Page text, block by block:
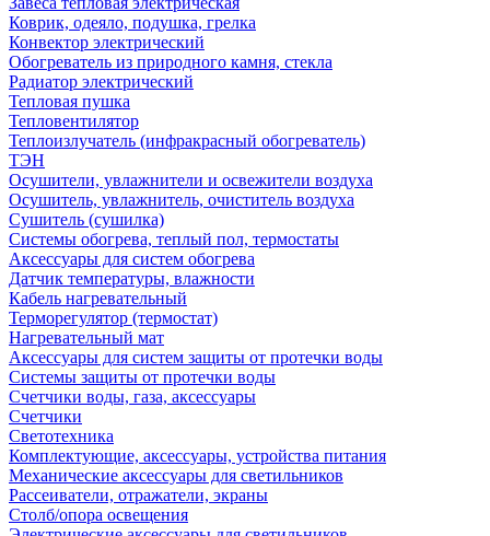
Коврик, одеяло, подушка, грелка
Конвектор электрический
Обогреватель из природного камня, стекла
Радиатор электрический
Тепловая пушка
Тепловентилятор
Теплоизлучатель (инфракрасный обогреватель)
ТЭН
Осушители, увлажнители и освежители воздуха
Осушитель, увлажнитель, очиститель воздуха
Сушитель (сушилка)
Системы обогрева, теплый пол, термостаты
Аксессуары для систем обогрева
Датчик температуры, влажности
Кабель нагревательный
Терморегулятор (термостат)
Нагревательный мат
Аксессуары для систем защиты от протечки воды
Системы защиты от протечки воды
Счетчики воды, газа, аксессуары
Счетчики
Светотехника
Комплектующие, аксессуары, устройства питания
Механические аксессуары для светильников
Рассеиватели, отражатели, экраны
Столб/опора освещения